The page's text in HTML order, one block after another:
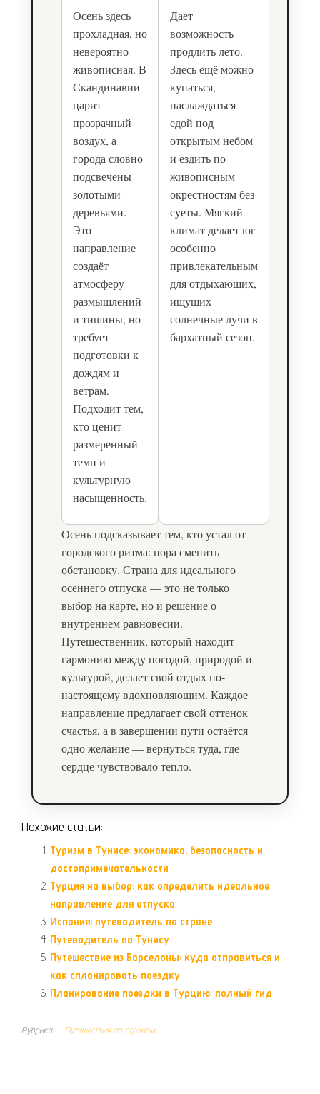
Осень здесь
прохладная, но
невероятно
живописная. В
Скандинавии
царит
прозрачный
воздух, а
города словно
подсвечены
золотыми
деревьями.
Это
направление
создаёт
атмосферу
размышлений
и тишины, но
требует
подготовки к
дождям и
ветрам.
Подходит тем,
кто ценит
размеренный
темп и
культурную
насыщенность.
Дает
возможность
продлить лето.
Здесь ещё можно
купаться,
наслаждаться
едой под
открытым небом
и ездить по
живописным
окрестностям без
суеты. Мягкий
климат делает юг
особенно
привлекательным
для отдыхающих,
ищущих
солнечные лучи в
бархатный сезон.
Осень подсказывает тем, кто устал от
городского ритма: пора сменить
обстановку. Страна для идеального
осеннего отпуска — это не только
выбор на карте, но и решение о
внутреннем равновесии.
Путешественник, который находит
гармонию между погодой, природой и
культурой, делает свой отдых по-
настоящему вдохновляющим. Каждое
направление предлагает свой оттенок
счастья, а в завершении пути остаётся
одно желание — вернуться туда, где
сердце чувствовало тепло.
Похожие статьи:
Туризм в Тунисе: экономика, безопасность и
достопримечательности
Турция на выбор: как определить идеальное
направление для отпуска
Испания: путеводитель по стране
Путеводитель по Тунису
Путешествие из Барселоны: куда отправиться и
как спланировать поездку
Планирование поездки в Турцию: полный гид
Рубрика Путешествия по странам